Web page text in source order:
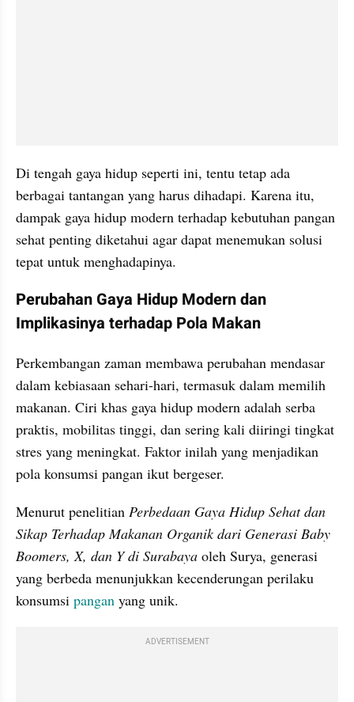
Di tengah gaya hidup seperti ini, tentu tetap ada
berbagai tantangan yang harus dihadapi. Karena itu,
dampak gaya hidup modern terhadap kebutuhan pangan
sehat penting diketahui agar dapat menemukan solusi
tepat untuk menghadapinya.
Perubahan Gaya Hidup Modern dan
Implikasinya terhadap Pola Makan
Perkembangan zaman membawa perubahan mendasar
dalam kebiasaan sehari-hari, termasuk dalam memilih
makanan. Ciri khas gaya hidup modern adalah serba
praktis, mobilitas tinggi, dan sering kali diiringi tingkat
stres yang meningkat. Faktor inilah yang menjadikan
pola konsumsi pangan ikut bergeser.
Menurut penelitian Perbedaan Gaya Hidup Sehat dan
Sikap Terhadap Makanan Organik dari Generasi Baby
Boomers, X, dan Y di Surabaya oleh Surya, generasi
yang berbeda menunjukkan kecenderungan perilaku
konsumsi pangan yang unik.
ADVERTISEMENT